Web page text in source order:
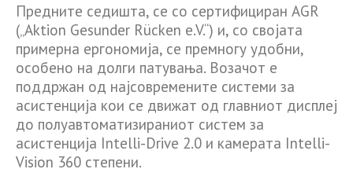
Предните седишта, се со сертифициран AGR
(„Aktion Gesunder Rücken e.V.“) и, со својата
примерна ергономија, се премногу удобни,
особено на долги патувања. Возачот е
поддржан од најсовремените системи за
асистенција кои се движат од главниот дисплеј
до полуавтоматизираниот систем за
асистенција Intelli-Drive 2.0 и камерата Intelli-
Vision 360 степени.